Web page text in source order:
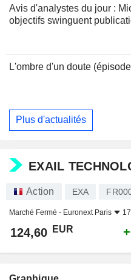
Avis d'analystes du jour :
objectifs swinguent
L'ombre d'un doute
Plus d'actualités
EXAIL
Action EXA
Marché Fermé - Euronext Paris
124,60 EUR